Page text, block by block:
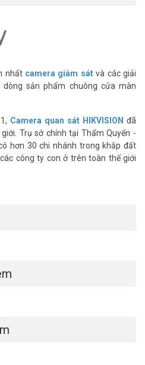
nhất camera giám sátvà các giải
sản phẩm chuông cửa màn
Camera quan sát HIKVISION đã
Trụ sở chính tại Thẩm Quyến -
hơn 30 chi nhánh trong khắp đất
công ty con ở trên toàn thế giới